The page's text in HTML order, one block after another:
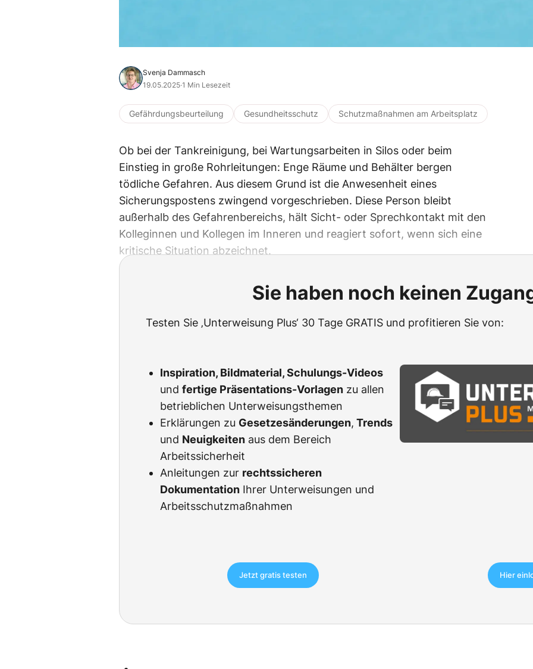
Svenja Dammasch
19.05.2025·1 Min Lesezeit
Gefährdungsbeurteilung Gesundheitsschutz Schutzmaßnahmen am Arbeitsplatz
Ob bei der Tankreinigung, bei Wartungsarbeiten in Silos oder beim
Einstieg in große Rohrleitungen: Enge Räume und Behälter bergen
tödliche Gefahren. Aus diesem Grund ist die Anwesenheit eines
Sicherungspostens zwingend vorgeschrieben. Diese Person bleibt
außerhalb des Gefahrenbereichs, hält Sicht- oder Sprechkontakt mit den
Kolleginnen und Kollegen im Inneren und reagiert sofort, wenn sich eine
kritische Situation abzeichnet.
Sie haben noch keinen
Testen Sie ‚Unterweisung Plus‘ 30 Tage GRATIS und profitieren Sie von:
Inspiration, Bildmaterial, Schulungs-Videos
und fertige Präsentations-Vorlagen zu allen
betrieblichen Unterweisungsthemen
Erklärungen zu Gesetzesänderungen, Trends
und Neuigkeiten aus dem Bereich
Arbeitssicherheit
Anleitungen zur rechtssicheren
Dokumentation Ihrer Unterweisungen und
Arbeitsschutzmaßnahmen
Jetzt gratis testen Hier